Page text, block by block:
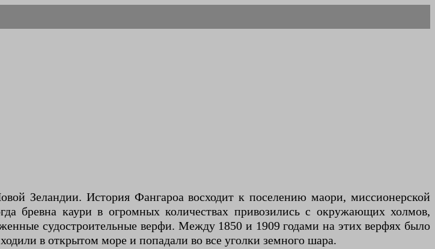
Зеландии. История Фангароа восходит к поселению маори, миссионерской
бревна каури в огромных количествах привозились с окружающих холмов,
судостроительные верфи. Между 1850 и 1909 годами на этих верфях было
в открытом море и попадали во все уголки земного шара.